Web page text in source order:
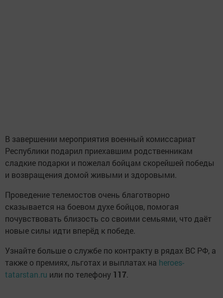
В завершении мероприятия военный комиссариат
Республики подарил приехавшим родственникам
сладкие подарки и пожелал бойцам скорейшей победы
и возвращения домой живыми и здоровыми.
Проведение телемостов очень благотворно
сказывается на боевом духе бойцов, помогая
почувствовать близость со своими семьями, что даёт
новые силы идти вперёд к победе.
Узнайте больше о службе по контракту в рядах ВС РФ, а
также о премиях, льготах и выплатах на heroes-
tatarstan.ru или по телефону 117.